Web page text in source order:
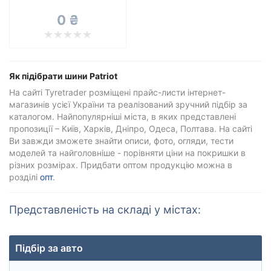
0 ₴
Як підібрати шини Patriot
На сайті Tyretrader розміщені прайс-листи інтернет-
магазинів усієї України та реалізований зручний підбір за
каталогом. Найпопулярніші міста, в яких представлені
пропозиції – Київ, Харків, Дніпро, Одеса, Полтава. На сайті
Ви завжди зможете знайти описи, фото, огляди, тести
моделей та найголовніше - порівняти ціни на покришки в
різних розмірах. Придбати оптом продукцію можна в
розділі опт.
Представленість на складі у містах:
Тип транспортного засобу
Скинути Підібрати
Підбір за авто